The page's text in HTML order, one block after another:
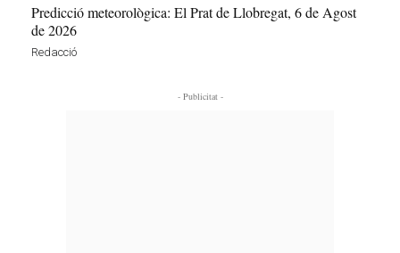
Predicció meteorològica: El Prat de Llobregat, 6 de Agost
de 2026
Redacció
- Publicitat -